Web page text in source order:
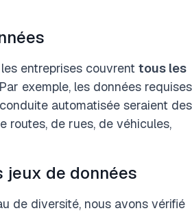
entreprises couvrent tous les
exemple, les données requises
automatisée seraient des
routes, de rues, de véhicules,
jeux de données
de diversité, nous avons vérifié